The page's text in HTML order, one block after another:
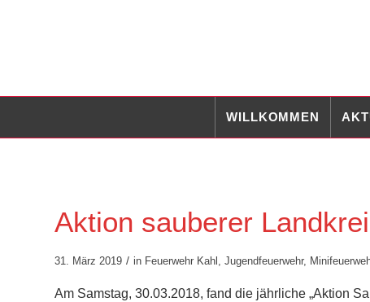
WILLKOMMEN
Aktion sauberer
31. März 2019 / in Feuerwehr Kahl , Jugendfeuerwehr,
Am Samstag, 30.03.2018, fand die jährliche „Aktion